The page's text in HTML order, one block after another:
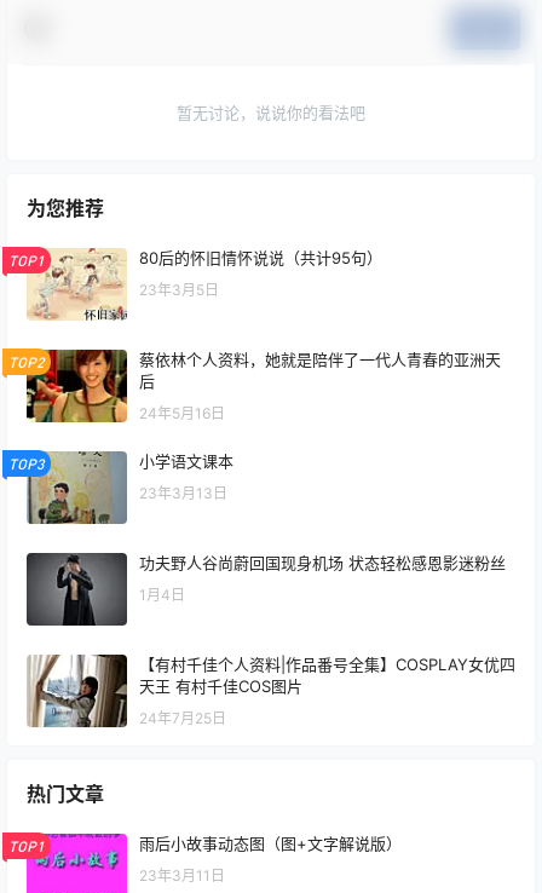
暂无讨论，说说你的看法吧
为您推荐
TOP1 80后的怀旧情怀说说（共计95句）
23年3月5日
TOP2
蔡依林个人资料，她就是陪伴了一代人青春的亚洲天
后
24年5月16日
TOP3 小学语文课本
23年3月13日
功夫野人谷尚蔚回国现身机场 状态轻松感恩影迷粉丝
1月4日
【有村千佳个人资料|作品番号全集】COSPLAY女优四
天王 有村千佳COS图片
24年7月25日
热门文章
TOP1 雨后小故事动态图（图+文字解说版）
23年3月11日